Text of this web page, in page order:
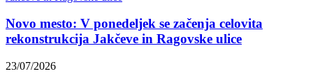
Novo mesto: V ponedeljek se začenja celovita
rekonstrukcija Jakčeve in Ragovske ulice
23/07/2026